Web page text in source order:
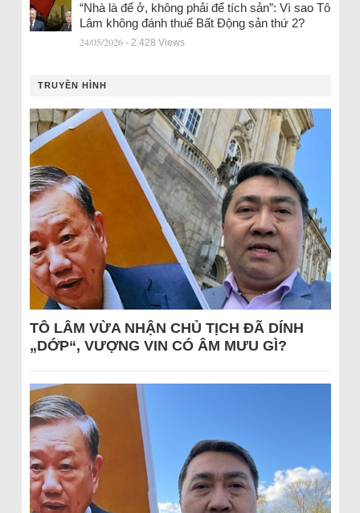
“Nhà là để ở, không phải để tích sản”: Vì sao Tô
Lâm không đánh thuế Bất Động sản thứ 2?
24/05/2026 - 2.428 Views
TRUYỀN HÌNH
TÔ LÂM VỪA NHẬN CHỦ TỊCH ĐÃ DÍNH
„DỚP“, VƯỢNG VIN CÓ ÂM MƯU GÌ?